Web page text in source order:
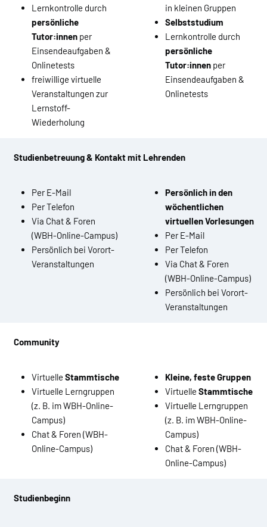
Lernkontrolle durch
persönliche
Tutor:innenper
Einsendeaufgaben &
Onlinetests
freiwillige virtuelle
Veranstaltungen zur
Lernstoff-
Wiederholung
in kleinen Gruppen
Selbststudium
Lernkontrolle durch
persönliche
Tutor:innenper
Einsendeaufgaben &
Onlinetests
Studienbetreuung & Kontakt mit Lehrenden
Per E-Mail
Per Telefon
Via Chat & Foren
(WBH-Online-Campus)
Persönlich bei Vorort-
Veranstaltungen
Persönlich in den
wöchentlichen
virtuellen Vorlesungen
Per E-Mail
Per Telefon
Via Chat & Foren
(WBH-Online-Campus)
Persönlich bei Vorort-
Veranstaltungen
Community
Virtuelle Stammtische
Virtuelle Lerngruppen
(z. B. im WBH-Online-
Campus)
Chat & Foren (WBH-
Online-Campus)
Kleine, feste Gruppen
Virtuelle Stammtische
Virtuelle Lerngruppen
(z. B. im WBH-Online-
Campus)
Chat & Foren (WBH-
Online-Campus)
Studienbeginn